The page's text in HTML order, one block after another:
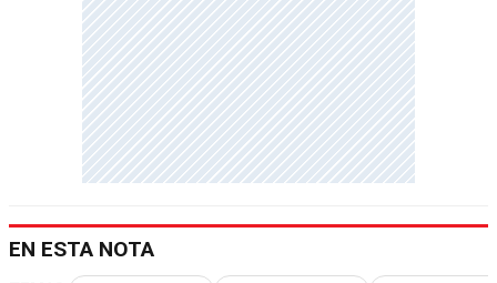
EN ESTA NOTA